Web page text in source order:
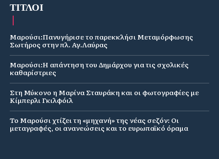
ΤΙΤΛΟΙ
Μαρούσι:Πανυγήρισε το παρεκκλήσι Μεταμόρφωσης
Σωτήρος στην πλ. Αγ.Λαύρας
Μαρούσι:Η απάντηση του Δημάρχου για τις σχολικές
καθαρίστριες
Στη Μύκονο η Μαρίνα Σταυράκη και οι φωτογραφίες με
Κίμπερλι Γκιλφόιλ
Το Μαρούσι χτίζει τη «μηχανή» της νέας σεζόν: Οι
μεταγραφές, οι ανανεώσεις και το ευρωπαϊκό όραμα